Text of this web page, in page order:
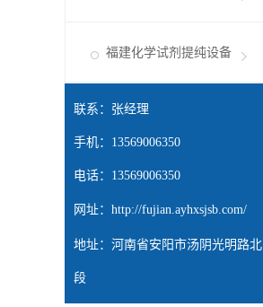
福建化学试剂提纯设备
联系：张经理
手机：13569006350
电话：13569006350
网址： http://fujian.ayhxsjsb.com/
地址：河南省安阳市汤阴光明路北
段